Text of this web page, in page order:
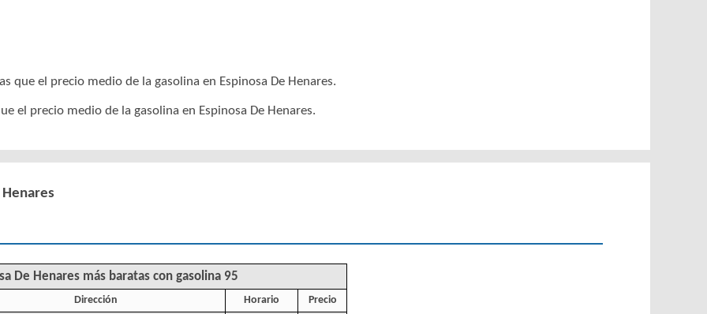
que el precio medio de la gasolina en Espinosa De Henares.
el precio medio de la gasolina en Espinosa De Henares.
De Henares más baratas con gasolina 95
Dirección Horario
Precio